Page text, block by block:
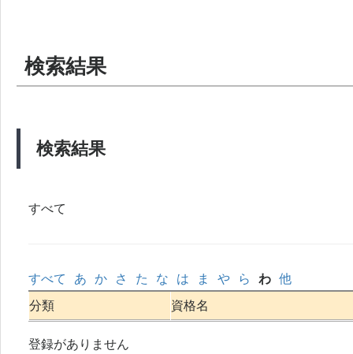
検索結果
検索結果
すべて
すべて あ か さ た な は ま や ら わ 他
分類
資格名
登録がありません